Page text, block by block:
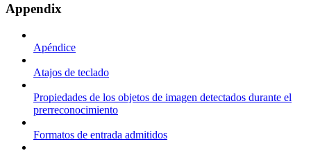
Appendix
Apéndice
Atajos de teclado
Propiedades de los objetos de imagen detectados durante el
prerreconocimiento
Formatos de entrada admitidos